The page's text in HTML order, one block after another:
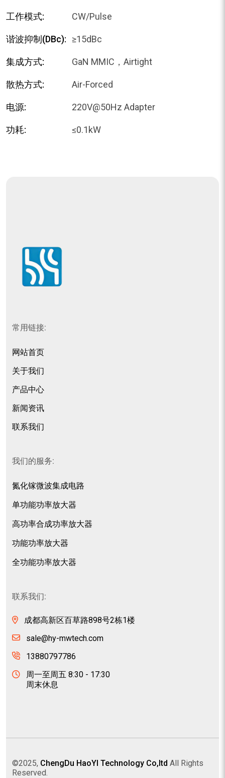
工作模式: CW/Pulse
谐波抑制(dBc): ≥15dBc
集成方式: GaN MMIC，Airtight
散热方式: Air-Forced
电源: 220V@50Hz Adapter
功耗: ≤0.1kW
常用链接:
网站首页
关于我们
产品中心
新闻资讯
联系我们
我们的服务:
氮化镓微波集成电路
单功能功率放大器
高功率合成功率放大器
功能功率放大器
全功能功率放大器
联系我们:
成都高新区百草路898号2栋1楼
sale@hy-mwtech.com
13880797786
周一至周五 8:30 - 17:30
周末休息
©2025, ChengDu HaoYI Technology Co,ltd All Rights
Reserved.